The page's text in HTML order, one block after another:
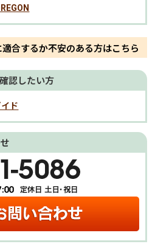
合するか不安のある方はこちら
認したい方
ド